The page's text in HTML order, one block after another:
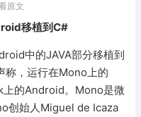
原文
移植到C#
中的JAVA部分移植到
称，运行在Mono上的
的Android。Mono是微
创始人Miguel de Icaza